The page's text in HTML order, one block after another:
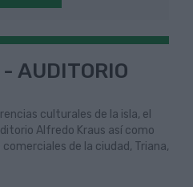
AUDITORIO
culturales de la isla, el
Alfredo Kraus así como
de la ciudad, Triana,